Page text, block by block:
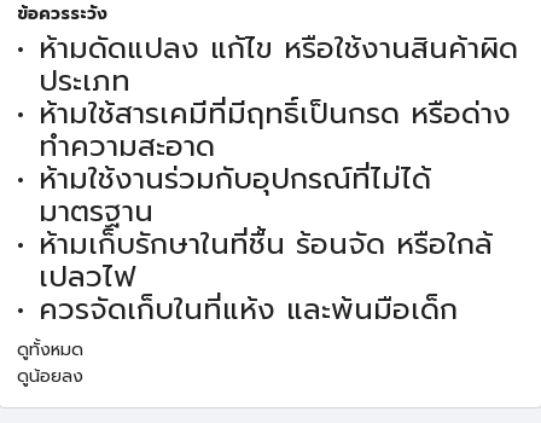
ข้อควรระวัง
ห้ามดัดแปลง แก้ไข หรือใช้งานสินค้าผิด
ประเภท
ห้ามใช้สารเคมีที่มีฤทธิ์เป็นกรด หรือด่าง
ทำความสะอาด
ห้ามใช้งานร่วมกับอุปกรณ์ที่ไม่ได้
มาตรฐาน
ห้ามเก็บรักษาในที่ชื้น ร้อนจัด หรือใกล้
เปลวไฟ
ควรจัดเก็บในที่แห้ง และพ้นมือเด็ก
ดูทั้งหมด
ดูน้อยลง